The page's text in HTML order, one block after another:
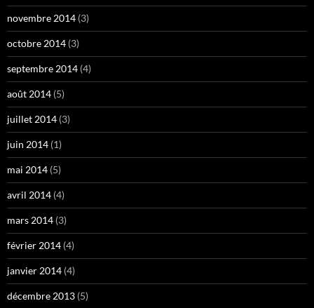
novembre 2014 (3)
octobre 2014 (3)
septembre 2014 (4)
août 2014 (5)
juillet 2014 (3)
juin 2014 (1)
mai 2014 (5)
avril 2014 (4)
mars 2014 (3)
février 2014 (4)
janvier 2014 (4)
décembre 2013 (5)